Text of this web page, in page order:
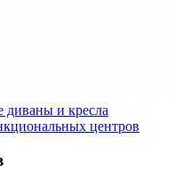
диваны и кресла
центров